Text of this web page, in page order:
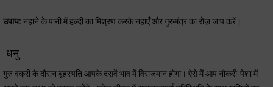
उपाय: नहाने के पानी में हल्दी का मिश्रण करके नहाएँ और गुरुमंत्र का रोज़ जाप करें।
धनु
गुरु वक्री के दौरान बृहस्पति आपके दसवें भाव में विराजमान होगा। ऐसे में आप नौकरी-पेशा में